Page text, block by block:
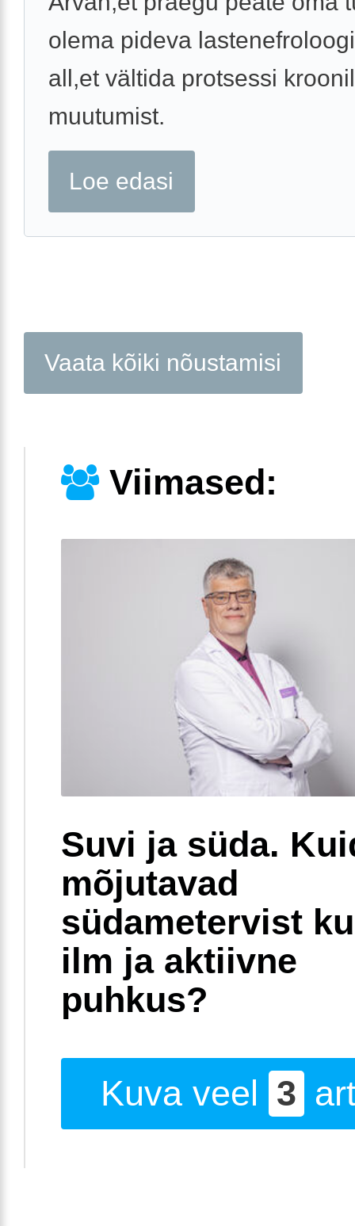
olema pideva
all,et vältida protsessi
muutumist.
Loe edasi
Vaata kõiki nõustamisi
Viimased:
Suvi ja süda.
mõjutavad
südametervist
ilm ja aktiivne
puhkus?
Kuva veel 3